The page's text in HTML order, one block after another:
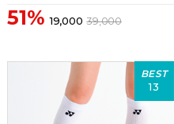
51% 19,000 39,000
BEST
13